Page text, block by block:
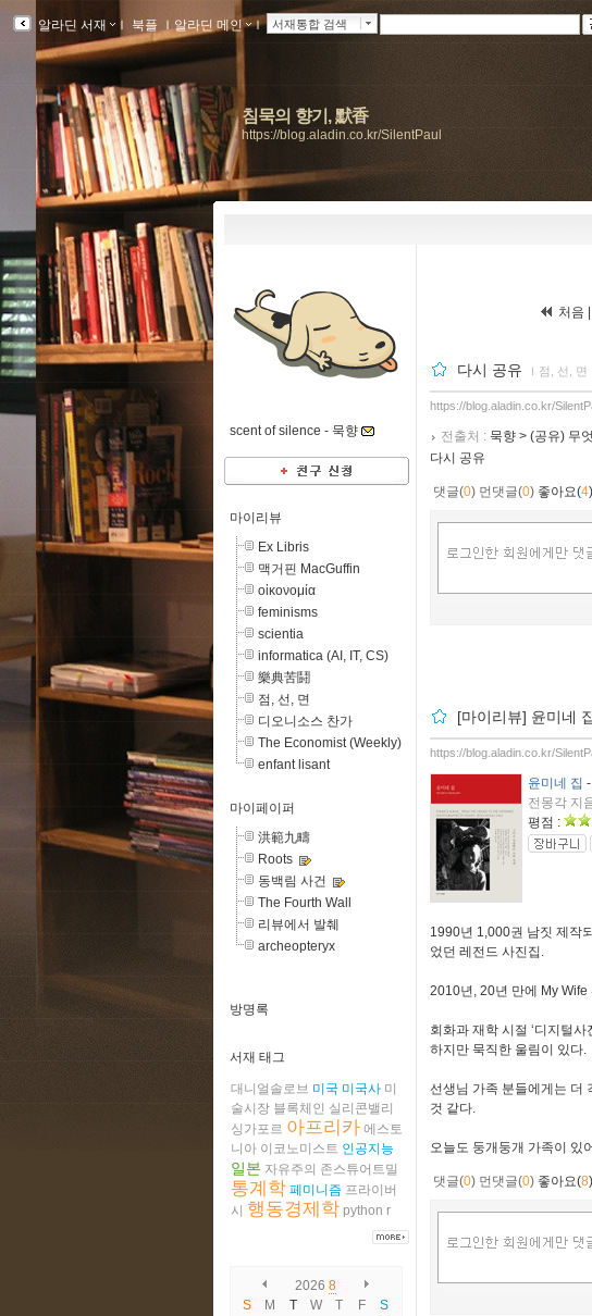
알라딘 서재 ｌ 북플 ｌ알라딘 메인 ｌ 서재통합 검색
침묵의 향기, 默香
https://blog.aladin.co.kr/SilentPaul
scent of silence - 묵향
마이리뷰
Ex Libris
맥거핀 MacGuffin
οἰκονομία
feminisms
scientia
informatica (AI, IT, CS)
樂典苦鬪
점, 선, 면
디오니소스 찬가
The Economist (Weekly)
enfant lisant
마이페이퍼
洪範九疇
Roots
동백림 사건
The Fourth Wall
리뷰에서 발췌
archeopteryx
방명록
서재 태그
대니얼솔로브 미국 미국사 미
술시장 블록체인 실리콘밸리
싱가포르 아프리카 에스토
니아 이코노미스트 인공지능
일본 자유주의 존스튜어트밀
통계학 페미니즘 프라이버
시
행동경제학 python r
2026 8
S
M T W T F
S
처음 |
다시 공유 ｌ 점, 선, 면
https://blog.aladin.co.kr/
전출처 : 묵향 > (공유) 무
다시 공유
댓글(0) 먼댓글(0) 좋아요(4)
[마이리뷰] 윤미네
https://blog.aladin.co.kr/
윤미네 집
전몽각 지
평점 :
1990년 1,000권 남짓 제작
었던 레전드 사진집.
2010년, 20년 만에 My
회화과 재학 시절 ‘디지털
하지만 묵직한 울림이 있다.
선생님 가족 분들에게는 더
것 같다.
오늘도 둥개둥개 가족이 있
댓글(0) 먼댓글(0) 좋아요(8)